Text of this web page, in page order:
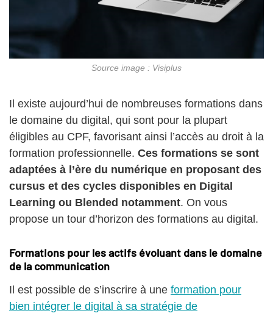
Source image : Visiplus
Il existe aujourd’hui de nombreuses formations dans
le domaine du digital, qui sont pour la plupart
éligibles au CPF, favorisant ainsi l’accès au droit à la
formation professionnelle. Ces formations se sont
adaptées à l’ère du numérique en proposant des
cursus et des cycles disponibles en Digital
Learning ou Blended notamment. On vous
propose un tour d’horizon des formations au digital.
Formations pour les actifs évoluant dans le domaine
de la communication
Il est possible de s’inscrire à une formation pour
bien intégrer le digital à sa stratégie de